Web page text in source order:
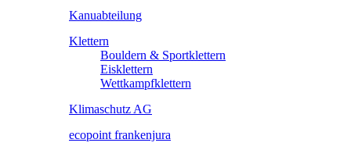
Kanuabteilung
Klettern
Bouldern & Sportklettern
Eisklettern
Wettkampfklettern
Klimaschutz AG
ecopoint frankenjura